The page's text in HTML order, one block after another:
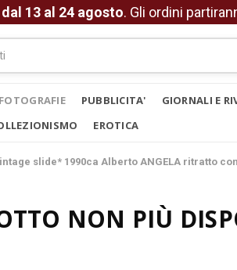
13 al 24 agosto. Gli ordini
FOTOGRAFIE PUBBLICITA' GIORNALI E
EROTICA
slide* 1990ca Alberto ANGELA ritratto
NON PIÙ